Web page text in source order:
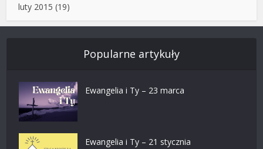
luty 2015 (19)
Popularne artykuły
Ewangelia i Ty – 23 marca
Ewangelia i Ty – 21 stycznia